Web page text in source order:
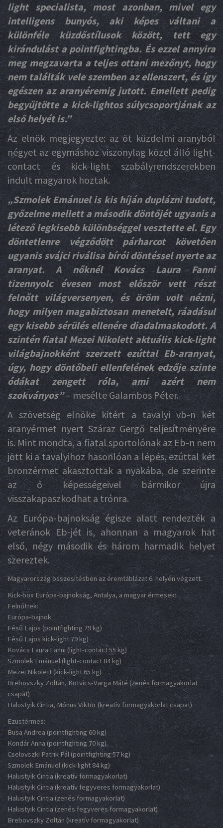
light specialista, most azonban, mivel egy
intelligens bunyós, aki képes váltani a
különféle küzdőstílusok között, tett egy
kirándulást a pointfightingba. És ezzel annyira
meg megzavarta a teljes ottani mezőnyt, hogy
nem találták vele szemben az ellenszert, és így
egészen az aranyéremig jutott. Emellett pedig
begyűjtötte a kick-lightos súlycsoportjának az
első helyét is.”
Az elnök megjegyezte: az öt küzdelmi aranyból
négyet az egymáshoz viszonylag közel álló light-
contact és kick-light szabályrendszerekben
indult magyarok hoztak.
„Szmolek Emánuel is kis híján duplázni tudott,
győzelme mellett a második döntőjét ugyanis a
létező legkisebb különbséggel vesztette el. Egy
döntetlenre végződött párharcot követően
ugyanis svájci riválisa bírói döntéssel nyerte az
aranyat. A nőknél Kovács Laura Fanni
tizennyolc évesen most először vett részt
felnőtt világversenyen, és öröm volt nézni,
hogy milyen magabiztosan menetelt, ráadásul
egy kisebb sérülés ellenére diadalmaskodott. A
szintén fiatal Mezei Nikolett aktuális kick-light
világbajnokként szerzett ezúttal Eb-aranyat,
úgy, hogy döntőbeli ellenfelének edzője szinte
ódákat zengett róla, ami azért nem
szokványos”– mesélte Galambos Péter.
A szövetség elnöke kitért a tavalyi vb-n két
aranyérmet nyert Száraz Gergő teljesítményére
is. Mint mondta, a fiatal sportolónak az Eb-n nem
jött ki a tavalyihoz hasonlóan a lépés, ezúttal két
bronzérmet akasztottak a nyakába, de szerinte
az ő képességeivel bármikor újra
visszakapaszkodhat a trónra.
Az Európa-bajnokság égisze alatt rendezték a
veteránok Eb-jét is, ahonnan a magyarok hat
első, négy második és három harmadik helyet
szereztek.
Magyarország összesítésben az éremtáblázat 6. helyén végzett.
Kick-box Európa-bajnokság, Antalya, a magyar érmesek:
Felnőttek:
Európa-bajnok:
Fésű Lajos (pointfighting 79 kg)
Fésű Lajos kick-light 79 kg)
Kovács Laura Fanni (light-contact 55 kg)
Szmolek Emánuel (light-contact 84 kg)
Mezei Nikolett (kick-light 65 kg)
Brebovszky Zoltán, Kotvics-Varga Máté (zenés formagyakorlat
csapat)
Halustyik Cintia, Mónus Viktor (kreatív formagyakorlat csapat)
Ezüstérmes:
Busa Andrea (pointfighting 60 kg)
Kondár Anna (pointfighting 70 kg)
Cselovszki Patrik Pál (pointfighting 57 kg)
Szmolek Emánuel (kick-light 84 kg)
Halustyik Cintia (kreatív formagyakorlat)
Halustyik Cintia (kreatív fegyveres formagyakorlat)
Halustyik Cintia (zenés formagyakorlat)
Halustyik Cintia (zenés fegyveres formagyakorlat)
Brebovszky Zoltán (kreatív formagyakorlat)